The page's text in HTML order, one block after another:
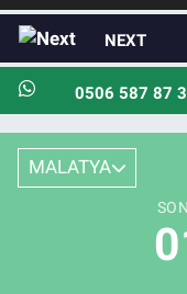
NEXT
0506 587 87
MALATYA